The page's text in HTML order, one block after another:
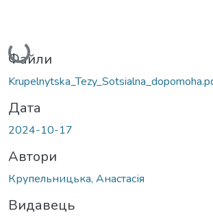
Вантажиться...
Файли
Дата
2024-10-17
Автори
Крупельницька, Анастасія
Видавець